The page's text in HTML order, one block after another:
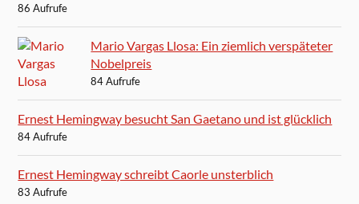
86 Aufrufe
Mario Vargas Llosa: Ein ziemlich verspäteter
Nobelpreis
84 Aufrufe
Ernest Hemingway besucht San Gaetano und ist glücklich
84 Aufrufe
Ernest Hemingway schreibt Caorle unsterblich
83 Aufrufe